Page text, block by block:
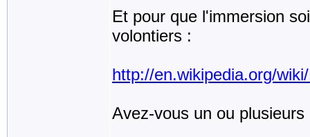
Et pour que l'immersion
volontiers :
http://en.wikipedia.org/
Avez-vous un ou